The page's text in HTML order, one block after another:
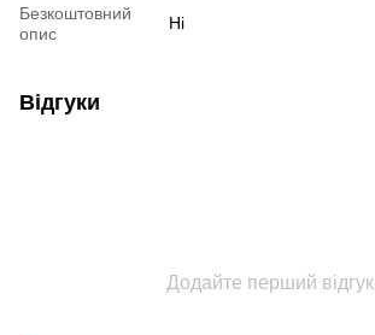
Безкоштовний
опис
Ні
Відгуки
Додайте перший відгук